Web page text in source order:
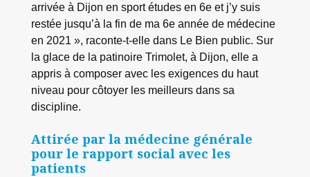
arrivée à Dijon en sport études en 6e et j’y suis
restée jusqu’à la fin de ma 6e année de médecine
en 2021 », raconte-t-elle dans Le Bien public. Sur
la glace de la patinoire Trimolet, à Dijon, elle a
appris à composer avec les exigences du haut
niveau pour côtoyer les meilleurs dans sa
discipline.
Attirée par la médecine générale
pour le rapport social avec les
patients